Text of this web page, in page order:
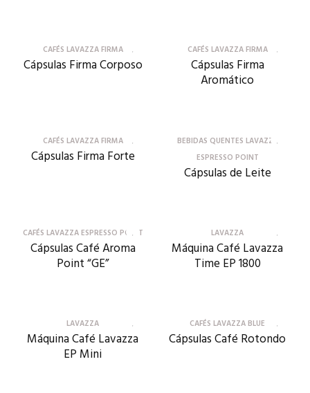
CAFÉS LAVAZZA FIRMA
Cápsulas Firma Corposo
CAFÉS LAVAZZA FIRMA
Cápsulas Firma
Aromático
CAFÉS LAVAZZA FIRMA
Cápsulas Firma Forte
BEBIDAS QUENTES LAVAZZA
ESPRESSO POINT
Cápsulas de Leite
CAFÉS LAVAZZA ESPRESSO POINT
Cápsulas Café Aroma
Point “GE”
LAVAZZA
Máquina Café Lavazza
Time EP 1800
LAVAZZA
Máquina Café Lavazza
EP Mini
CAFÉS LAVAZZA BLUE
Cápsulas Café Rotondo